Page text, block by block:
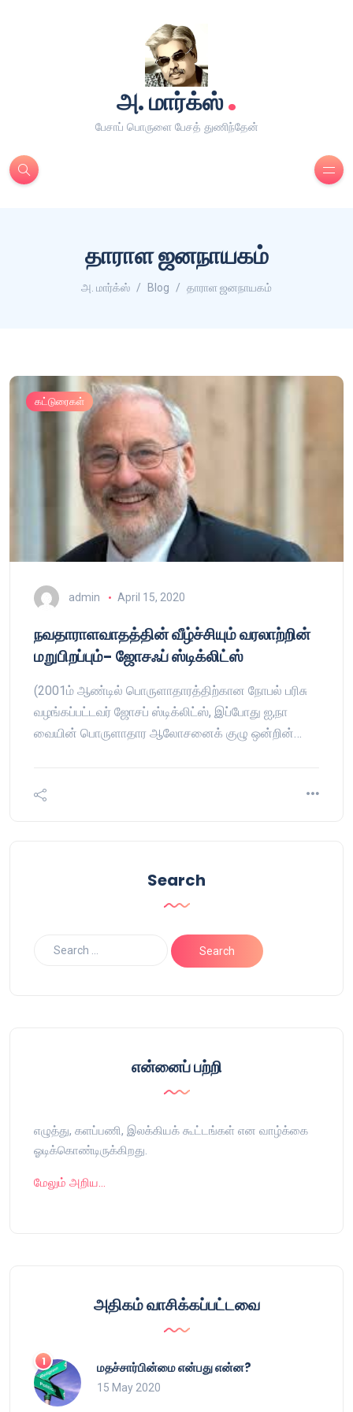
அ. மார்க்ஸ்.
பேசாப் பொருளை பேசத் துணிந்தேன்
தாராள ஜனநாயகம்
அ. மார்க்ஸ் Blog தாராள ஜனநாயகம்
கட்டுரைகள்
admin April 15, 2020
நவதாராளவாதத்தின் வீழ்ச்சியும் வரலாற்றின்
மறுபிறப்பும்- ஜோசஃப் ஸ்டிக்லிட்ஸ்
(2001ம் ஆண்டில் பொருளாதாரத்திற்கான நோபல் பரிசு
வழங்கப்பட்டவர் ஜோசப் ஸ்டிக்லிட்ஸ், இப்போது ஐ,நா
வையின் பொருளாதார ஆலோசனைக் குழு ஒன்றின்…
Search
என்னைப் பற்றி
எழுத்து, களப்பணி, இலக்கியக் கூட்டங்கள் என வாழ்க்கை
ஓடிக்கொண்டிருக்கிறது.
மேலும் அறிய…
அதிகம் வாசிக்கப்பட்டவை
மதச்சார்பின்மை என்பது என்ன?
15 May 2020